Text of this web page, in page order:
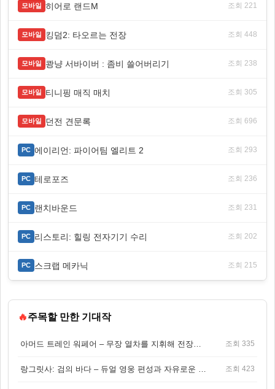
모바일 히어로 랜드M 조회 221
모바일 킹덤2: 타오르는 전장 조회 448
모바일 쾅냥 서바이버 : 좀비 쓸어버리기 조회 238
모바일 티니핑 매직 매치 조회 305
모바일 던전 견문록 조회 696
PC 에이리언: 파이어팀 엘리트 2 조회 293
PC 테로포즈 조회 236
PC 랜치바운드 조회 231
PC 리스토리: 힐링 전자기기 수리 조회 202
PC 스크랩 메카닉 조회 215
🔥주목할 만한 기대작
조회 335
조회 423